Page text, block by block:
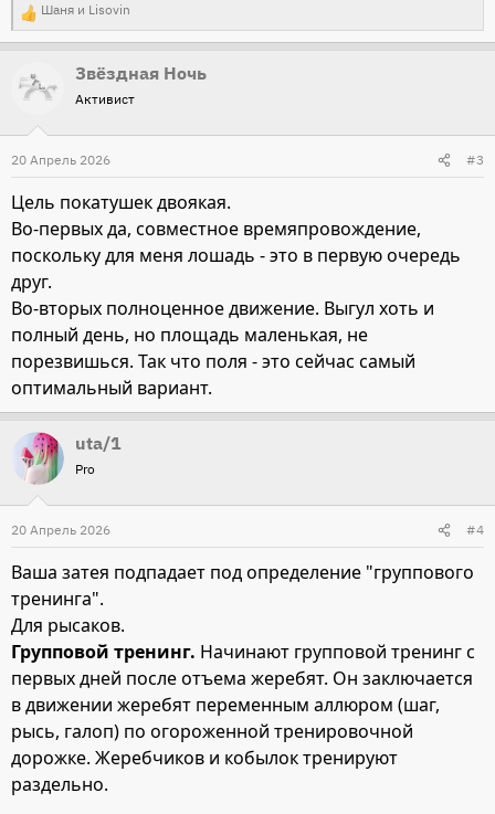
Р
е
а
к
и
и
:
Шаня и Lisovin
Звёздная Ночь
Активист
20 Апрель 2026 #3
Цель покатушек двоякая.
Во-первых да, совместное времяпровождение,
поскольку для меня лошадь - это в первую очередь
друг.
Во-вторых полноценное движение. Выгул хоть и
полный день, но площадь маленькая, не
порезвишься. Так что поля - это сейчас самый
оптимальный вариант.
uta/1
Pro
20 Апрель 2026 #4
Ваша затея подпадает под определение "группового
тренинга".
Для рысаков.
Групповой тренинг. Начинают групповой тренинг с
первых дней после отъема жеребят. Он заключается
в движении жеребят переменным аллюром (шаг,
рысь, галоп) по огороженной тренировочной
дорожке. Жеребчиков и кобылок тренируют
раздельно.